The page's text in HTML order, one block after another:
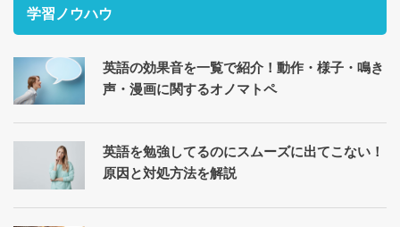
学習ノウハウ
英語の効果音を一覧で紹介！動作・様子・鳴き
声・漫画に関するオノマトペ
英語を勉強してるのにスムーズに出てこない！
原因と対処方法を解説